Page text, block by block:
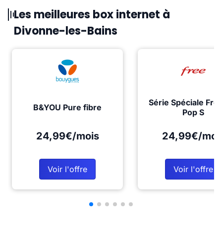
Les meilleures box internet à
Divonne-les-Bains
B&YOU Pure fibre
24,99€/mois
Voir l'offre
Série Spéciale
Pop S
24,99€/
Voir l'offre